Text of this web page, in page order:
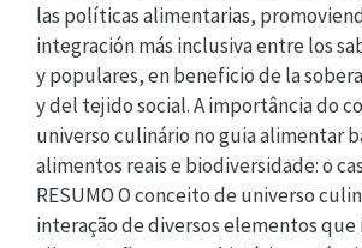
las políticas alimentarias,
integración más inclusiva entre los
y populares, en beneficio de la
y del tejido social. A importância do
universo culinário no guia alimentar
alimentos reais e biodiversidade: o
RESUMO O conceito de universo
interação de diversos elementos